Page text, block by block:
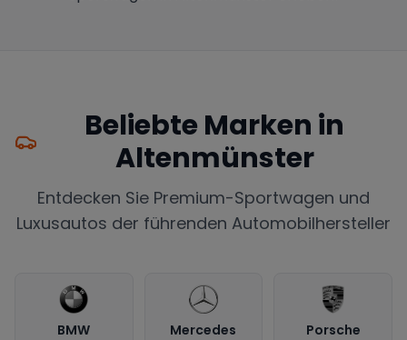
Beliebte Marken in
Altenmünster
Entdecken Sie Premium-Sportwagen und
Luxusautos der führenden Automobilhersteller
BMW Mercedes Porsche